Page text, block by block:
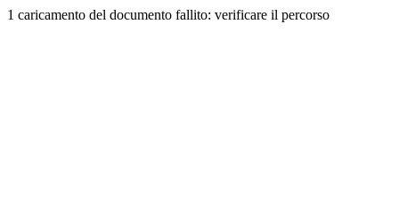
1 caricamento del documento fallito: verificare il percorso